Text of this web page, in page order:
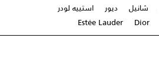
شانيل ديور
استييه لودر
Dior
Estée Lauder